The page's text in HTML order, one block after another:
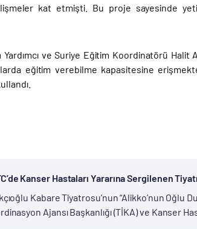
kat etmişti. Bu proje sayesinde
Yardımcı ve Suriye Eğitim Koordinatörü
eğitim verebilme kapasitesine
Kanser Hastaları Yararına Sergilenen
Kabare Tiyatrosu’nun “Alikko’nun Oğlu
Ajansı Başkanlığı (TİKA) ve Kanser